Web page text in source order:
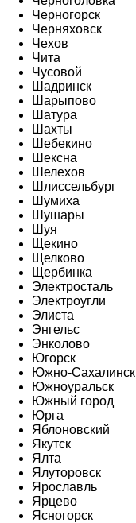
Черногорск
Черняховск
Чехов
Чита
Чусовой
Шадринск
Шарыпово
Шатура
Шахты
Шебекино
Шексна
Шелехов
Шлиссельбург
Шумиха
Шушары
Шуя
Щекино
Щелково
Щербинка
Электросталь
Электроугли
Элиста
Энгельс
Энколово
Югорск
Южно-Сахалинск
Южноуральск
Южный город
Юрга
Яблоновский
Якутск
Ялта
Ялуторовск
Ярославль
Ярцево
Ясногорск